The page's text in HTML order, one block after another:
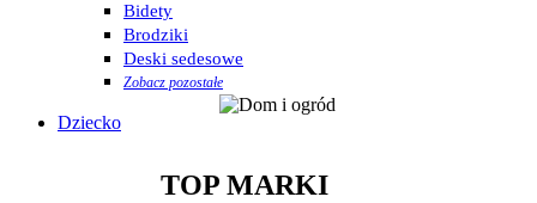
Bidety
Brodziki
Deski sedesowe
Zobacz pozostałe
Dziecko
TOP MARKI